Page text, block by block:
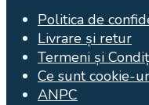
Politica de
Livrare și retur
Termeni și
Ce sunt cookie-
ANPC